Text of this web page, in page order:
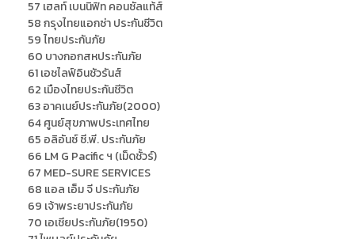
57 เฮลท์ เบนนิฟิท คอนซัลแท้ส์
58 กรุงไทยแอกซ่า ประกันชีวิต
59 ไทยประกันภัย
60 บางกอกสหประกันภัย
61 เอชไลฟ์อินชัวรันส์
62 เมืองไทยประกันชีวิต
63 อาคเนย์ประกันภัย(2000)
64 ศูนย์สุขภาพประเทศไทย
65 อลิอันซ์ ซี.พี. ประกันภัย
66 LM G Pacific ฯ (เม็ดชั้วร์)
67 MED-SURE SERVICES
68 แอล เอ็ม จี ประกันภัย
69 เจ้าพระยาประกันภัย
70 เอเชียประกันภัย(1950)